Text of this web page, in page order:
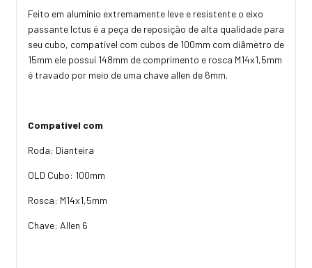
Feito em alumínio extremamente leve e resistente o eixo
passante Ictus é a peça de reposição de alta qualidade para
seu cubo, compatível com cubos de 100mm com diâmetro de
15mm ele possuí 148mm de comprimento e rosca M14x1,5mm
é travado por meio de uma chave allen de 6mm.
Compatível com
Roda: Dianteira
OLD Cubo: 100mm
Rosca: M14x1,5mm
Chave: Allen 6